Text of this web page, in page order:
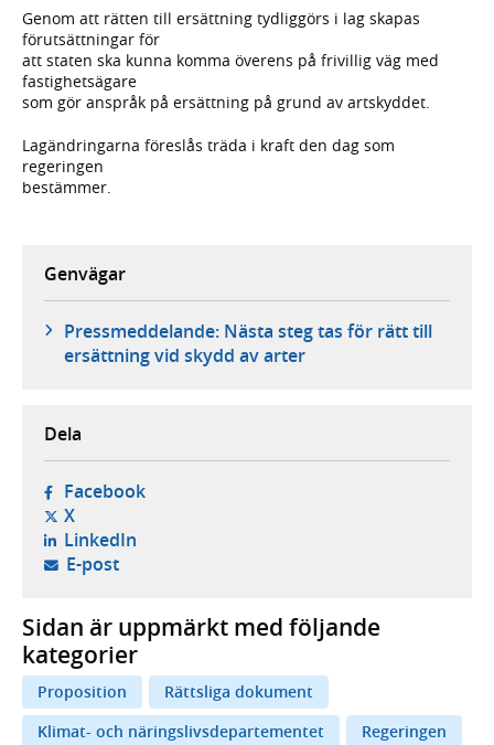
Genom att rätten till ersättning tydliggörs i lag skapas
förutsättningar för
att staten ska kunna komma överens på frivillig väg med
fastighetsägare
som gör anspråk på ersättning på grund av artskyddet.
Lagändringarna föreslås träda i kraft den dag som
regeringen
bestämmer.
Genvägar
Pressmeddelande: Nästa steg tas för rätt till
ersättning vid skydd av arter
Dela
Facebook- öppnas i ny flik, extern webbplats,
X- öppnas i ny flik, extern webbplats,
LinkedIn- öppnas i ny flik, extern webbplats,
E-post- öppnar din e-postklient,
Sidan är uppmärkt med följande
kategorier
Proposition
Rättsliga dokument
Klimat- och näringslivsdepartementet
Regeringen